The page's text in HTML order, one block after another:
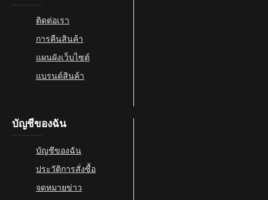
ติดต่อเรา
การคืนสินค้า
แผนผังเว็บไซต์
แบรนด์สินค้า
บัญชีของฉัน
บัญชีของฉัน
ประวัติการสั่งซื้อ
จดหมายข่าว